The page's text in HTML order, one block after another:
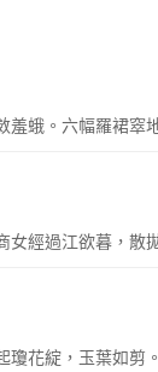
蛾。六幅羅裙窣
女經過江欲暮，
瓊花綻，玉葉如